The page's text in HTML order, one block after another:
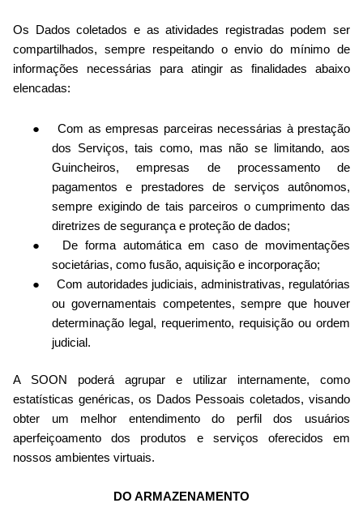
Os Dados coletados e as atividades registradas podem ser
compartilhados, sempre respeitando o envio do mínimo de
informações necessárias para atingir as finalidades abaixo
elencadas:
Com as empresas parceiras necessárias à prestação
dos Serviços, tais como, mas não se limitando, aos
Guincheiros, empresas de processamento de
pagamentos e prestadores de serviços autônomos,
sempre exigindo de tais parceiros o cumprimento das
diretrizes de segurança e proteção de dados;
De forma automática em caso de movimentações
societárias, como fusão, aquisição e incorporação;
Com autoridades judiciais, administrativas, regulatórias
ou governamentais competentes, sempre que houver
determinação legal, requerimento, requisição ou ordem
judicial.
A SOON poderá agrupar e utilizar internamente, como
estatísticas genéricas, os Dados Pessoais coletados, visando
obter um melhor entendimento do perfil dos usuários
aperfeiçoamento dos produtos e serviços oferecidos em
nossos ambientes virtuais.
DO ARMAZENAMENTO